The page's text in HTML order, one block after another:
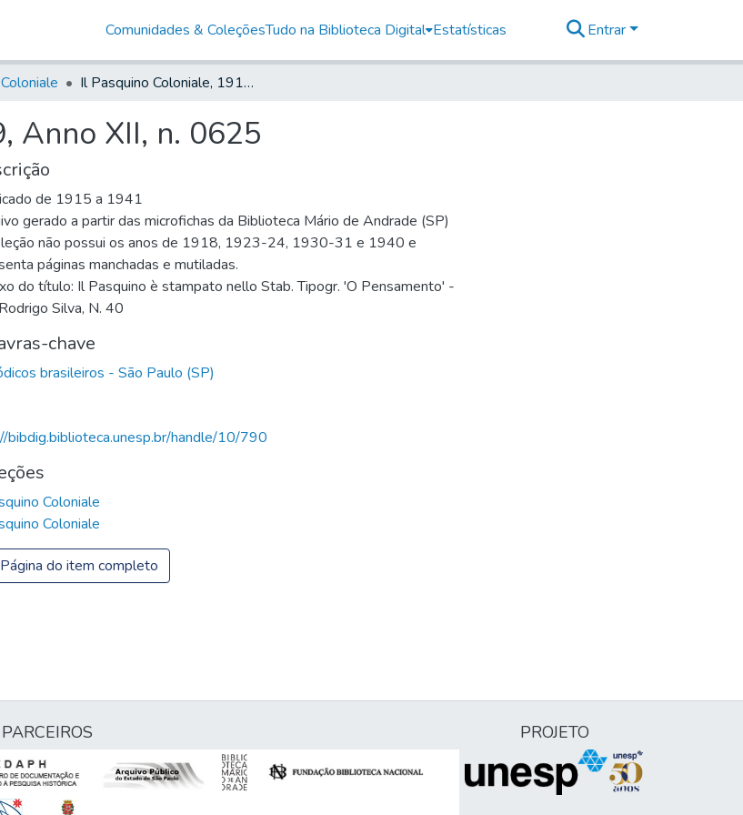
Comunidades & ColeçõesTudo na Biblioteca Digital Estatísticas Entrar
Il Pasquino Coloniale, 1919, Anno XII, n. 0625
Anno XII, n. 0625
de 1915 a 1941
gerado a partir das microfichas da Biblioteca Mário de Andrade (SP)
não possui os anos de 1918, 1923-24, 1930-31 e 1940 e
páginas manchadas e mutiladas.
do título: Il Pasquino è stampato nello Stab. Tipogr. 'O Pensamento' -
Silva, N. 40
chave
brasileiros - São Paulo (SP)
bibdig.biblioteca.unesp.br/handle/10/790
Coloniale
Coloniale
Página do item completo
PARCEIROS PROJETO